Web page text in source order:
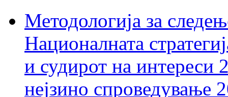
Методологија за
Националната
и судирот на интереси
нејзино спроведување